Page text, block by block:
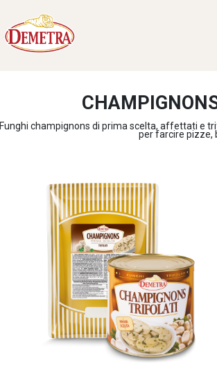
Funghi champignons di prima scelta, affettati e
per farcire pizze,